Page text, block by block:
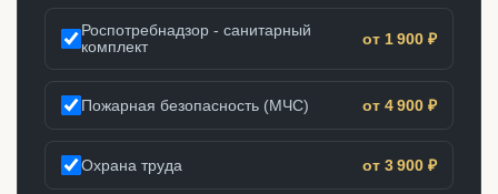
Роспотребнадзор - санитарный
комплект
от 1 900 ₽
Пожарная безопасность (МЧС) от 4 900 ₽
Охрана труда от 3 900 ₽